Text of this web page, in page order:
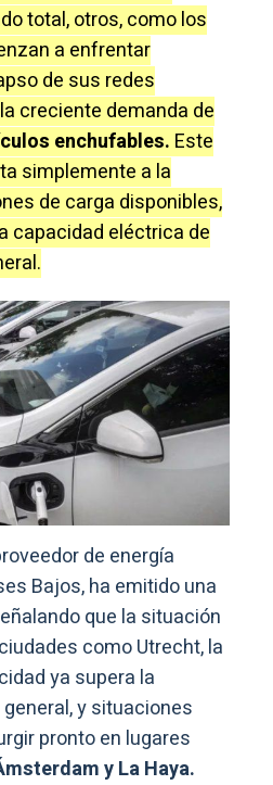
total, otros, como los
a enfrentar
de sus redes
creciente demanda de
enchufables. Este
simplemente a la
de carga disponibles,
capacidad eléctrica de
de energía
Bajos, ha emitido una
que la situación
como Utrecht, la
ya supera la
y situaciones
pronto en lugares
y La Haya.